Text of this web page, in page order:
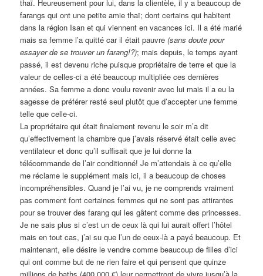
thaï. Heureusement pour lui, dans la clientèle, il y a beaucoup de
farangs qui ont une petite amie thaï; dont certains qui habitent
dans la région Isan et qui viennent en vacances ici. Il a été marié
mais sa femme l’a quitté car il était pauvre(sans doute pour
essayer de se trouver un farang!?); mais depuis, le temps ayant
passé, il est devenu riche puisque propriétaire de terre et que la
valeur de celles-ci a été beaucoup multipliée ces dernières
années. Sa femme a donc voulu revenir avec lui mais il a eu la
sagesse de préférer resté seul plutôt que d’accepter une femme
telle que celle-ci.
La propriétaire qui était finalement revenu le soir m’a dit
qu’effectivement la chambre que j’avais réservé était celle avec
ventilateur et donc qu’il suffisait que je lui donne la
télécommande de l’air conditionné! Je m’attendais à ce qu’elle
me réclame le supplément mais ici, il a beaucoup de choses
incompréhensibles. Quand je l’ai vu, je ne comprends vraiment
pas comment font certaines femmes qui ne sont pas attirantes
pour se trouver des farang qui les gâtent comme des princesses.
Je ne sais plus si c’est un de ceux là qui lui aurait offert l’hôtel
mais en tout cas, j’ai su que l’un de ceux-là a payé beaucoup. Et
maintenant, elle désire le vendre comme beaucoup de filles d’ici
qui ont comme but de ne rien faire et qui pensent que quinze